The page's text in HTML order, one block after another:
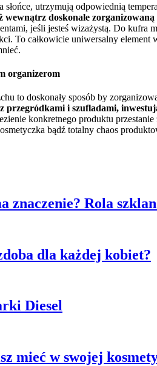
utrzymują odpowiednią
wewnątrz doskonale
jeśli jesteś wizażystą. Do
To całkowicie uniwersalny
organizerom
to doskonały sposób by
przegródkami i szufladami,
konkretnego produktu
bądź totalny chaos
znaczenie? Rola
dla każdej kobiet?
Diesel
mieć w swojej